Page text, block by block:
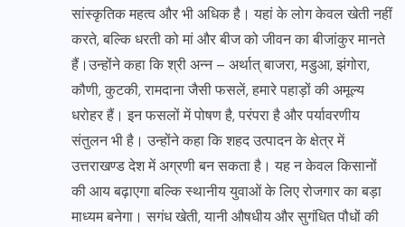
सांस्कृतिक महत्व और भी अधिक है। यहां के लोग केवल खेती नहीं
करते, बल्कि धरती को मां और बीज को जीवन का बीजांकुर मानते
हैं।उन्होंने कहा कि श्री अन्न – अर्थात् बाजरा, मडुआ, झंगोरा,
कौणी, कुटकी, रामदाना जैसी फसलें, हमारे पहाड़ों की अमूल्य
धरोहर हैं। इन फसलों में पोषण है, परंपरा है और पर्यावरणीय
संतुलन भी है। उन्होंने कहा कि शहद उत्पादन के क्षेत्र में
उत्तराखण्ड देश में अग्रणी बन सकता है। यह न केवल किसानों
की आय बढ़ाएगा बल्कि स्थानीय युवाओं के लिए रोजगार का बड़ा
माध्यम बनेगा। सगंध खेती, यानी औषधीय और सुगंधित पौधों की